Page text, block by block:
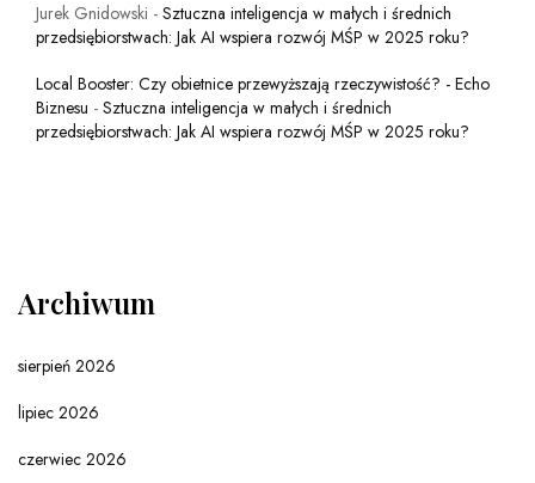
Jurek Gnidowski - Sztuczna inteligencja w małych i średnich
przedsiębiorstwach: Jak AI wspiera rozwój MŚP w 2025 roku?
Local Booster: Czy obietnice przewyższają rzeczywistość? - Echo
Biznesu - Sztuczna inteligencja w małych i średnich
przedsiębiorstwach: Jak AI wspiera rozwój MŚP w 2025 roku?
Archiwum
sierpień 2026
lipiec 2026
czerwiec 2026